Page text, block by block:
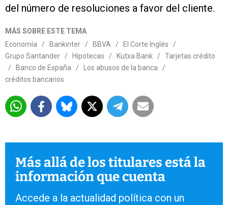
del número de resoluciones a favor del cliente.
MÁS SOBRE ESTE TEMA
Economía
/ Bankinter / BBVA / El Corte Inglés
/
Grupo Santander
/ Hipotecas / Kutxa Bank /
Tarjetas crédito
/
Banco de España / Los abusos de la banca
/
créditos bancarios
Más allá de los titulares está la
información que cuenta
Accede a la actualidad política con un